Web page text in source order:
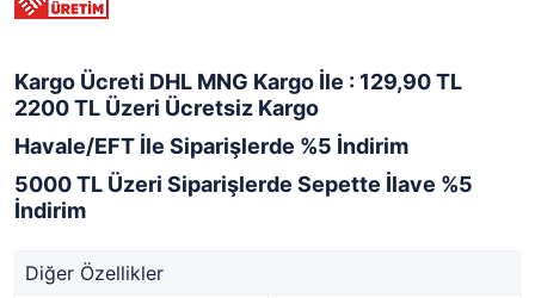
Kargo Ücreti DHL MNG Kargo İle : 129,90 TL
2200 TL Üzeri Ücretsiz Kargo
Havale/EFT İle Siparişlerde %5 İndirim
5000 TL Üzeri Siparişlerde Sepette İlave %5
İndirim
Diğer Özellikler